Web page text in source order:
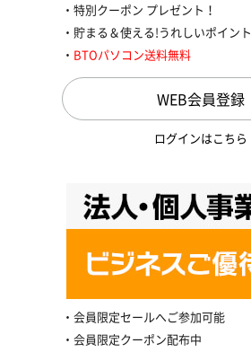
特別クーポン プレゼント！
貯まる＆使える!うれしいポイント
BTOパソコン送料無料
WEB会員登録
ログインはこちら
会員限定セールへご参加可能
会員限定クーポン配布中